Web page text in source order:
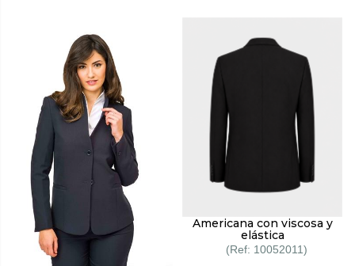
Americana con viscosa y
elástica
10052011